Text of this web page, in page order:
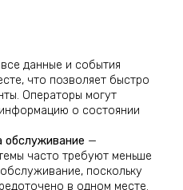
данные и события
что позволяет быстро
Операторы могут
о состоянии
обслуживание —
часто требуют меньше
поскольку
в одном месте.